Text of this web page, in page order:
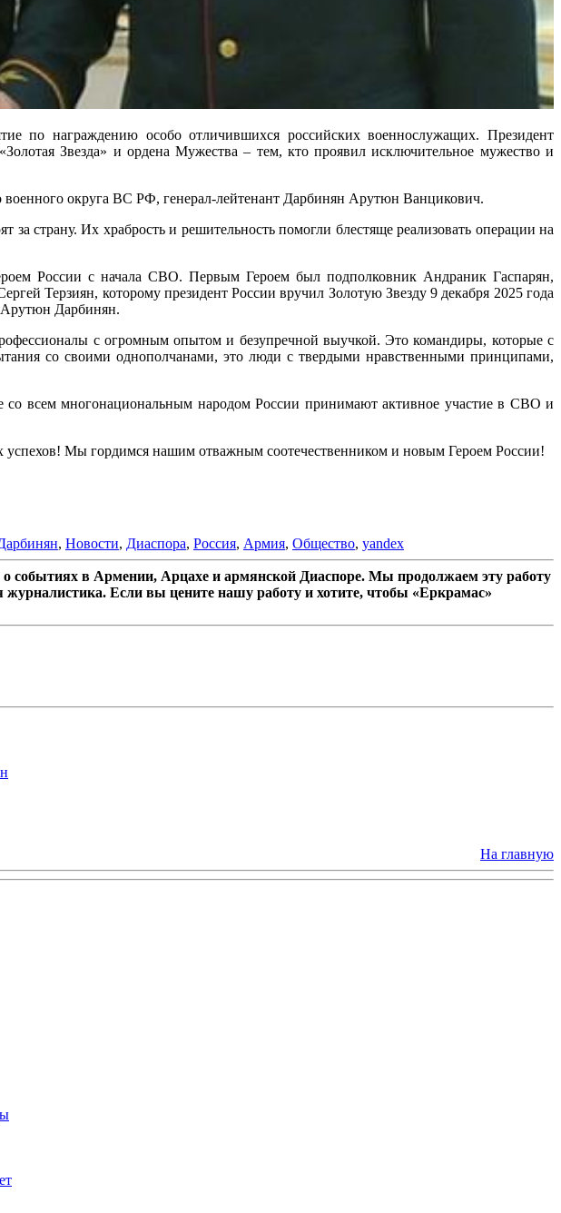
по награждению особо отличившихся российских военнослужащих. Президент
Звезда» и ордена Мужества – тем, кто проявил исключительное мужество и
округа ВС РФ, генерал-лейтенант Дарбинян Арутюн Ванцикович.
страну. Их храбрость и решительность помогли блестяще реализовать операции на
России с начала СВО. Первым Героем был подполковник Андраник Гаспарян,
Терзиян, которому президент России вручил Золотую Звезду 9 декабря 2025 года
Арутюн Дарбинян.
с огромным опытом и безупречной выучкой. Это командиры, которые с
со своими однополчанами, это люди с твердыми нравственными принципами,
со всем многонациональным народом России принимают активное участие в СВО и
Мы гордимся нашим отважным соотечественником и новым Героем России!
, Новости, Диаспора, Россия, Армия, Общество, yandex
событиях в Армении, Арцахе и армянской Диаспоре. Мы продолжаем эту работу
журналистика. Если вы цените нашу работу и хотите, чтобы «Еркрамас»
На главную